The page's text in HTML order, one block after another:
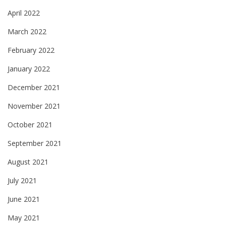
April 2022
March 2022
February 2022
January 2022
December 2021
November 2021
October 2021
September 2021
August 2021
July 2021
June 2021
May 2021